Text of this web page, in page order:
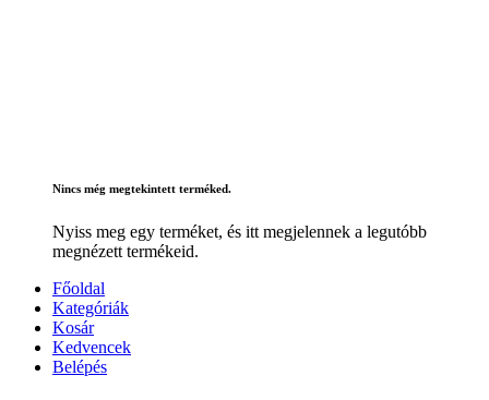
Nincs még megtekintett terméked.
Nyiss meg egy terméket, és itt megjelennek a legutóbb
megnézett termékeid.
Főoldal
Kategóriák
Kosár
Kedvencek
Belépés